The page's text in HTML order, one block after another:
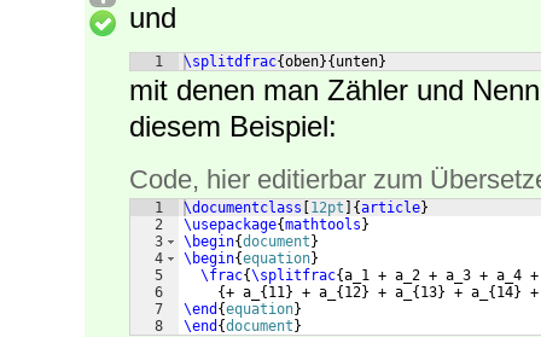
und
1 \splitdfrac{oben}{ unten}
mit denen man Zähler und
diesem Beispiel:
Code, hier editierbar zum
1
2
3
4
5
6
7
8
\documentclass 12pt {article}
\usepackage{mathtools }
\begin{document }
\begin{equation}
\frac{\splitfrac{a_1 + a_2 + a_3 + a_4
{+ a_ { 11} + a_ { 12} + a_ { 13} + a_ { 14}
\end {equation}
\end {document }